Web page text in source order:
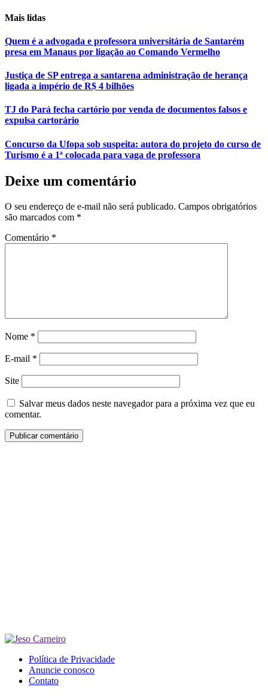
Mais lidas
Quem é a advogada e professora universitária de Santarém
presa em Manaus por ligação ao Comando Vermelho
Justiça de SP entrega a santarena administração de herança
ligada a império de R$ 4 bilhões
TJ do Pará fecha cartório por venda de documentos falsos e
expulsa cartorário
Concurso da Ufopa sob suspeita: autora do projeto do curso de
Turismo é a 1ª colocada para vaga de professora
Deixe um comentário
O seu endereço de e-mail não será publicado. Campos obrigatórios
são marcados com *
Comentário *
Nome *
E-mail *
Site
Salvar meus dados neste navegador para a próxima vez que eu
comentar.
Política de Privacidade
Anuncie conosco
Contato